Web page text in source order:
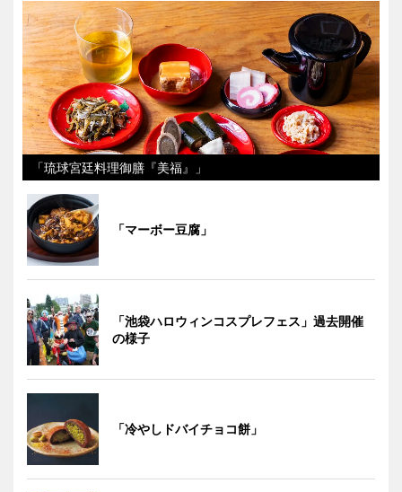
「琉球宮廷料理御膳『美福』」
「マーボー豆腐」
「池袋ハロウィンコスプレフェス」過去開催
の様子
「冷やしドバイチョコ餅」